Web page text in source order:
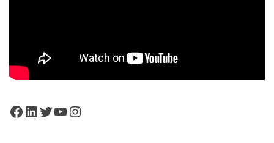
Facebook
LinkedIn
Twitter
YouTube
Instagram